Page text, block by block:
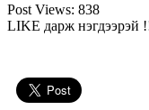
Post Views: 838
LIKE дарж нэгдээрэй